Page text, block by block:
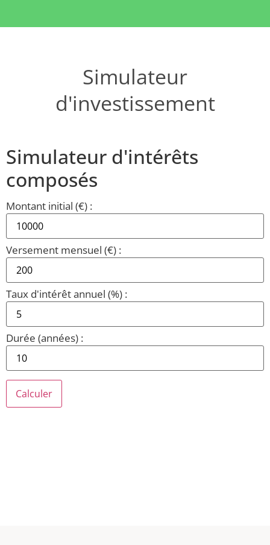
Simulateur
d'investissement
Simulateur d'intérêts
composés
Montant initial (€) :
Versement mensuel (€) :
Taux d'intérêt annuel (%) :
Durée (années) :
Calculer